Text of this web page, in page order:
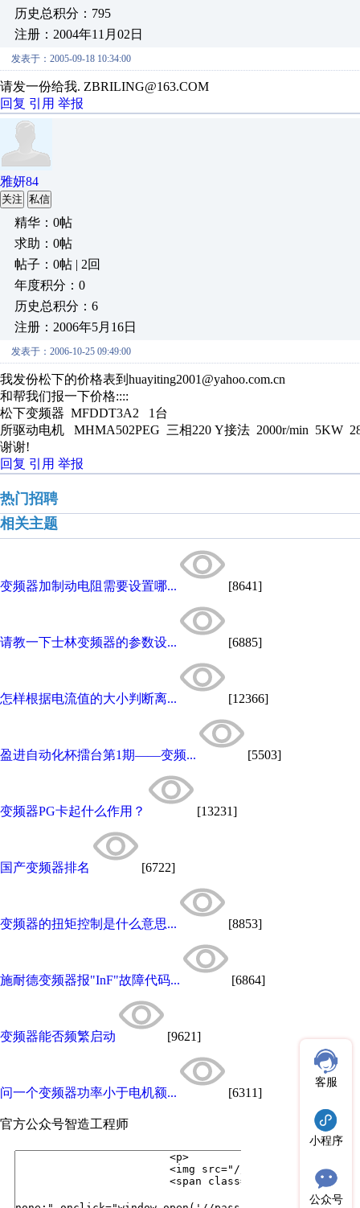
历史总积分：795
注册：2004年11月02日
发表于：2005-09-18 10:34:00
请发一份给我. ZBRILING@163.COM
回复 引用 举报
雅妍84
关注 私信
精华：0帖
求助：0帖
帖子：0帖 | 2回
年度积分：0
历史总积分：6
注册：2006年5月16日
发表于：2006-10-25 09:49:00
我发份松下的价格表到huayiting2001@yahoo.com.cn
和帮我们报一下价格::::
松下变频器 MFDDT3A2 1台
所驱动电机 MHMA502PEG 三相220 Y接法 2000r/min 5KW
谢谢!
回复 引用 举报
热门招聘
相关主题
变频器加制动电阻需要设置哪... [8641]
请教一下士林变频器的参数设... [6885]
怎样根据电流值的大小判断离... [12366]
盈进自动化杯擂台第1期——变频... [5503]
变频器PG卡起什么作用？ [13231]
国产变频器排名 [6722]
变频器的扭矩控制是什么意思... [8853]
施耐德变频器报"InF"故障代码... [6864]
变频器能否频繁启动 [9621]
问一个变频器功率小于电机额... [6311]
官方公众号智造工程师
客服
小程序
公众号